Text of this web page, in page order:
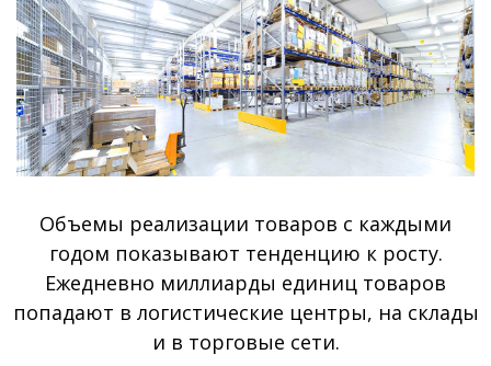
Объемы реализации товаров с каждыми
годом показывают тенденцию к росту.
Ежедневно миллиарды единиц товаров
попадают в логистические центры, на склады
и в торговые сети.